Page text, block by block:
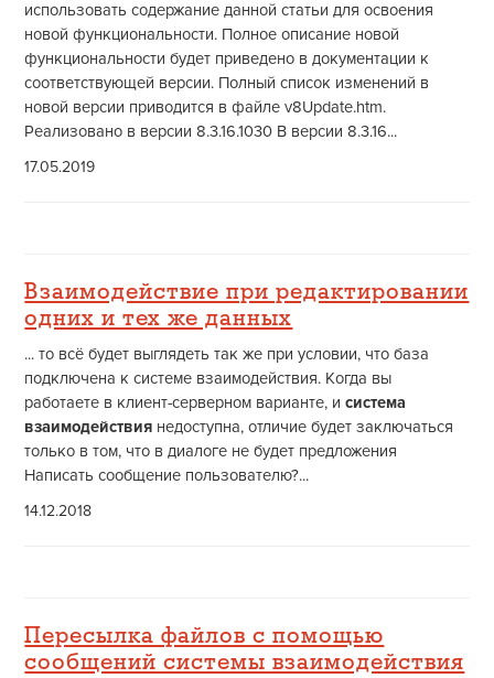
использовать содержание данной статьи для освоения
новой функциональности. Полное описание новой
функциональности будет приведено в документации к
соответствующей версии. Полный список изменений в
новой версии приводится в файле v8Update.htm.
Реализовано в версии 8.3.16.1030 В версии 8.3.16...
17.05.2019
Взаимодействие при редактировании
одних и тех же данных
... то всё будет выглядеть так же при условии, что база
подключена к системе взаимодействия. Когда вы
работаете в клиент-серверном варианте, исистема
взаимодействия недоступна, отличие будет заключаться
только в том, что в диалоге не будет предложения
Написать сообщение пользователю?...
14.12.2018
Пересылка файлов с помощью
сообщений системы взаимодействия